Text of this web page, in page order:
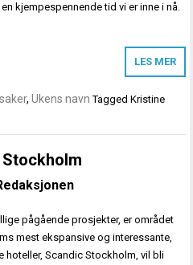
kjempespennende tid vi er inne i nå.
LES MER
,Ukens navn TaggedKristine
pågående prosjekter, er området
mest ekspansive og interessante,
hoteller, Scandic Stockholm, vil bli